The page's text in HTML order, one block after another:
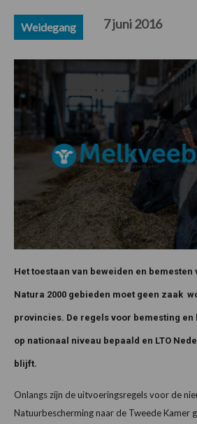
Weidegang 7 juni 2016
Het toestaan van beweiden en bemesten
Natura 2000 gebieden moet geen zaak
provincies. De regels voor bemesting en
op nationaal niveau bepaald en LTO
blijft.
Onlangs zijn de uitvoeringsregels voor de
Natuurbescherming naar de Tweede Kamer